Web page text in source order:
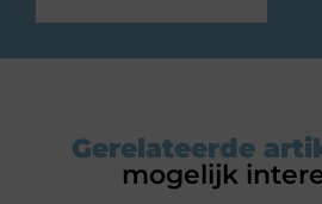
Gerelateerde
mogelijk